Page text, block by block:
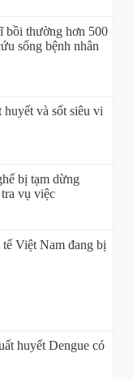
bồi thường hơn 500
sống bệnh nhân
và sốt siêu vi
bị tạm dừng
vụ việc
Việt Nam đang bị
huyết Dengue có